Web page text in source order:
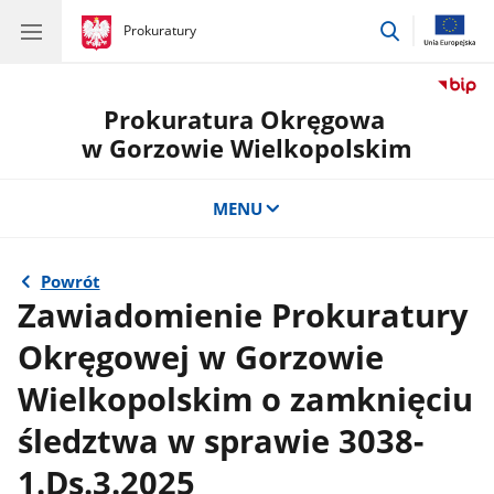
gov.pl
Prokuratury
gov.pl
Prokuratury
przejdź
Prokuratura Okręgowa
w Gorzowie Wielkopolskim
MENU
Powrót
Zawiadomienie Prokuratury
Okręgowej w Gorzowie
Wielkopolskim o zamknięciu
śledztwa w sprawie 3038-
1.Ds.3.2025